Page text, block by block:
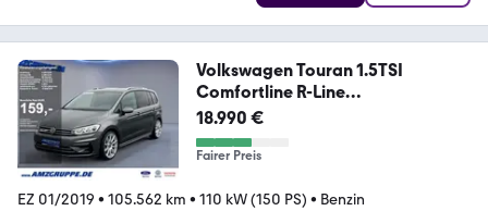
Volkswagen Touran 1.5TSI
Comfortline R-Line
ACC+LED+19Zoll+
18.990 €
Fairer Preis
EZ 01/2019 • 105.562 km • 110 kW (150 PS) • Benzin